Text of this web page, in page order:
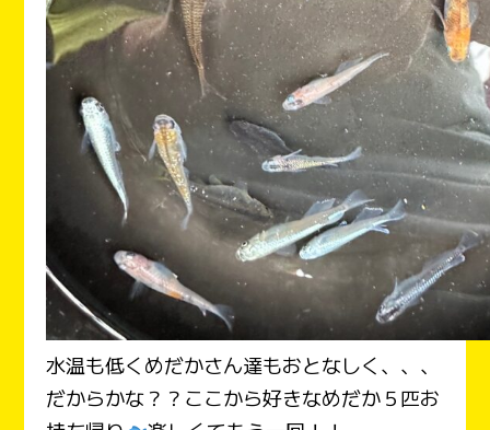
水温も低くめだかさん達もおとなしく、、、
だからかな？？ここから好きなめだか５匹お